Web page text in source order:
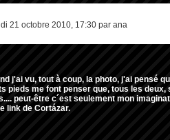
21 octobre 2010, 17:30 par ana
j'ai vu, tout à coup, la photo, j'ai pensé
pieds me font penser que, tous les
peut-être c´est seulement mon
link de Cortázar.